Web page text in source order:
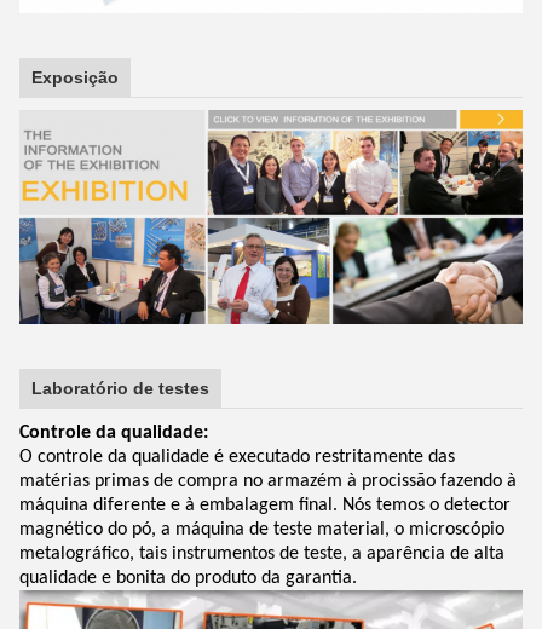
Exposição
Laboratório de testes
Controle da qualidade:
O controle da qualidade é executado restritamente das
matérias primas de compra no armazém à procissão fazendo à
máquina diferente e à embalagem final. Nós temos o detector
magnético do pó, a máquina de teste material, o microscópio
metalográfico, tais instrumentos de teste, a aparência de alta
qualidade e bonita do produto da garantia.